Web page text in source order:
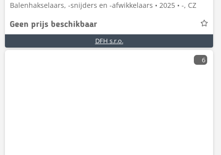
Balenhakselaars, -snijders en -afwikkelaars • 2025 • -, CZ
Geen prijs beschikbaar
DFH s.r.o.
6